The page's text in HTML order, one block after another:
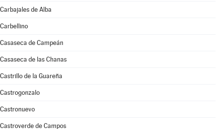
Carbajales de Alba
Carbellino
Casaseca de Campeán
Casaseca de las Chanas
Castrillo de la Guareña
Castrogonzalo
Castronuevo
Castroverde de Campos